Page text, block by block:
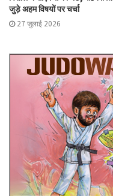
जुड़े अहम विषयों पर चर्चा
27 जुलाई 2026